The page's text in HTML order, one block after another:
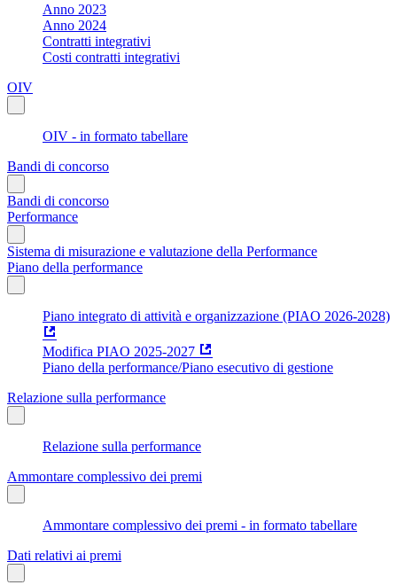
Anno 2023
Anno 2024
Contratti integrativi
Costi contratti integrativi
OIV
OIV - in formato tabellare
Bandi di concorso
Bandi di concorso
Performance
Sistema di misurazione e valutazione della Performance
Piano della performance
Piano integrato di attività e organizzazione (PIAO 2026-2028)
Modifica PIAO 2025-2027
Piano della performance/Piano esecutivo di gestione
Relazione sulla performance
Relazione sulla performance
Ammontare complessivo dei premi
Ammontare complessivo dei premi - in formato tabellare
Dati relativi ai premi